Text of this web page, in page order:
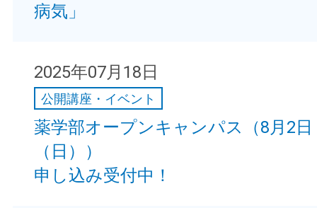
病気」
2025年07月18日
公開講座・イベント
薬学部オープンキャンパス（8月2日
（日））
申し込み受付中！